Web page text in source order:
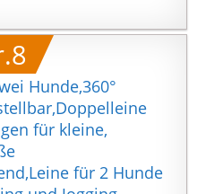
mit einem Beutel
kann 2 Rollen
damit Sie
sofort
können; Es
auch speichern
und
der
kann, dass
beißen und
und ist für den
Hunde,360°
für kleine,
für 2 Hunde